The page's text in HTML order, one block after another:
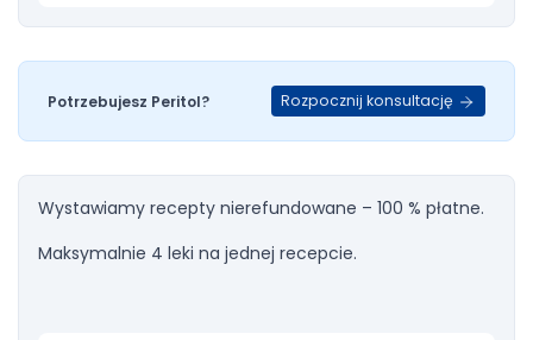
Potrzebujesz Peritol? Rozpocznij konsultację
Wystawiamy recepty nierefundowane – 100 % płatne.
Maksymalnie 4 leki na jednej recepcie.